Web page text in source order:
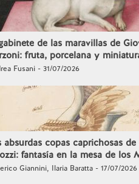
de las maravillas de
fruta, porcelana y
Fusani - 31/07/2026
absurdas copas caprichosas
fantasía en la mesa de los
Giannini, Ilaria Baratta - 17/07/2026